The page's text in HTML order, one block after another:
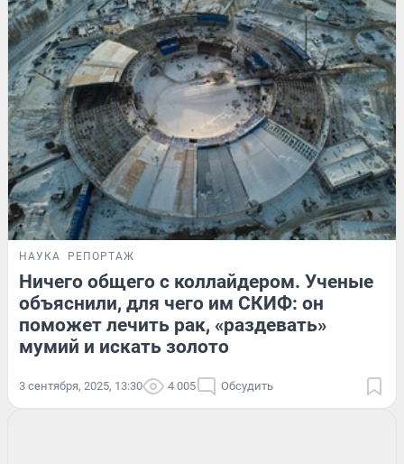
НАУКА РЕПОРТАЖ
Ничего общего с коллайдером. Ученые
объяснили, для чего им СКИФ: он
поможет лечить рак, «раздевать»
мумий и искать золото
3 сентября, 2025, 13:30 4 005 Обсудить